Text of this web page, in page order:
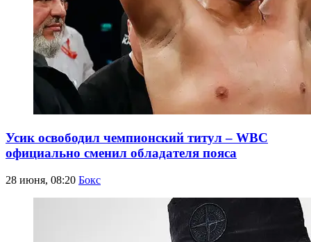
Усик освободил чемпионский титул – WBC
официально сменил обладателя пояса
28 июня, 08:20 Бокс